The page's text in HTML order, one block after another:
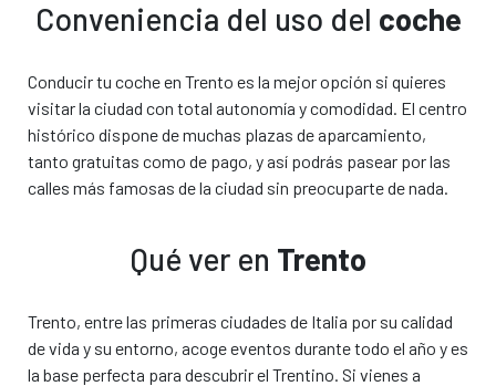
Conveniencia del uso del coche
Conducir tu coche en Trento es la mejor opción si quieres
visitar la ciudad con total autonomía y comodidad. El centro
histórico dispone de muchas plazas de aparcamiento,
tanto gratuitas como de pago, y así podrás pasear por las
calles más famosas de la ciudad sin preocuparte de nada.
Qué ver en Trento
Trento, entre las primeras ciudades de Italia por su calidad
de vida y su entorno, acoge eventos durante todo el año y es
la base perfecta para descubrir el Trentino. Si vienes a